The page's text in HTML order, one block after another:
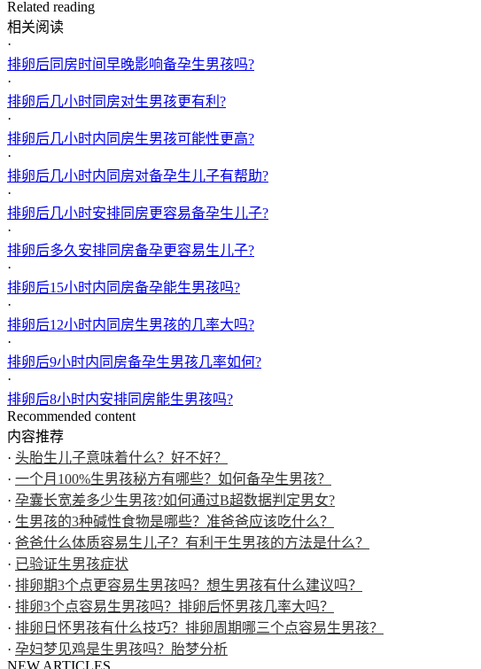
Related reading
相关阅读
·
排卵后同房时间早晚影响备孕生男孩吗?
·
排卵后几小时同房对生男孩更有利?
·
排卵后几小时内同房生男孩可能性更高?
·
排卵后几小时内同房对备孕生儿子有帮助?
·
排卵后几小时安排同房更容易备孕生儿子?
·
排卵后多久安排同房备孕更容易生儿子?
·
排卵后15小时内同房备孕能生男孩吗?
·
排卵后12小时内同房生男孩的几率大吗?
·
排卵后9小时内同房备孕生男孩几率如何?
·
排卵后8小时内安排同房能生男孩吗?
Recommended content
内容推荐
· 头胎生儿子意味着什么？好不好？
· 一个月100%生男孩秘方有哪些？如何备孕生男孩？
· 孕囊长宽差多少生男孩?如何通过B超数据判定男女?
· 生男孩的3种碱性食物是哪些？准爸爸应该吃什么？
· 爸爸什么体质容易生儿子？有利于生男孩的方法是什么？
· 已验证生男孩症状
· 排卵期3个点更容易生男孩吗？想生男孩有什么建议吗？
· 排卵3个点容易生男孩吗？排卵后怀男孩几率大吗？
· 排卵日怀男孩有什么技巧？排卵周期哪三个点容易生男孩？
· 孕妇梦见鸡是生男孩吗？胎梦分析
NEW ARTICLES